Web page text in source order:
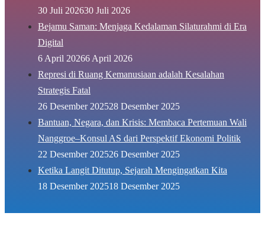
30 Juli 202630 Juli 2026
Bejamu Saman: Menjaga Kedalaman Silaturahmi di Era
Digital
6 April 20266 April 2026
Represi di Ruang Kemanusiaan adalah Kesalahan
Strategis Fatal
26 Desember 202528 Desember 2025
Bantuan, Negara, dan Krisis: Membaca Pertemuan Wali
Nanggroe–Konsul AS dari Perspektif Ekonomi Politik
22 Desember 202526 Desember 2025
Ketika Langit Ditutup, Sejarah Mengingatkan Kita
18 Desember 202518 Desember 2025